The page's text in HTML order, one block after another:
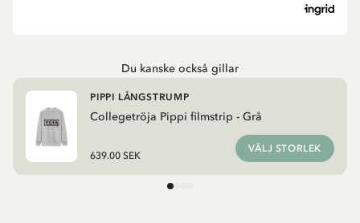
Du kanske också gillar
Collegetröja Pippi filmstrip - Grå
PIPPI LÅNGSTRUMP
639.00 SEK
VÄLJ STORLEK